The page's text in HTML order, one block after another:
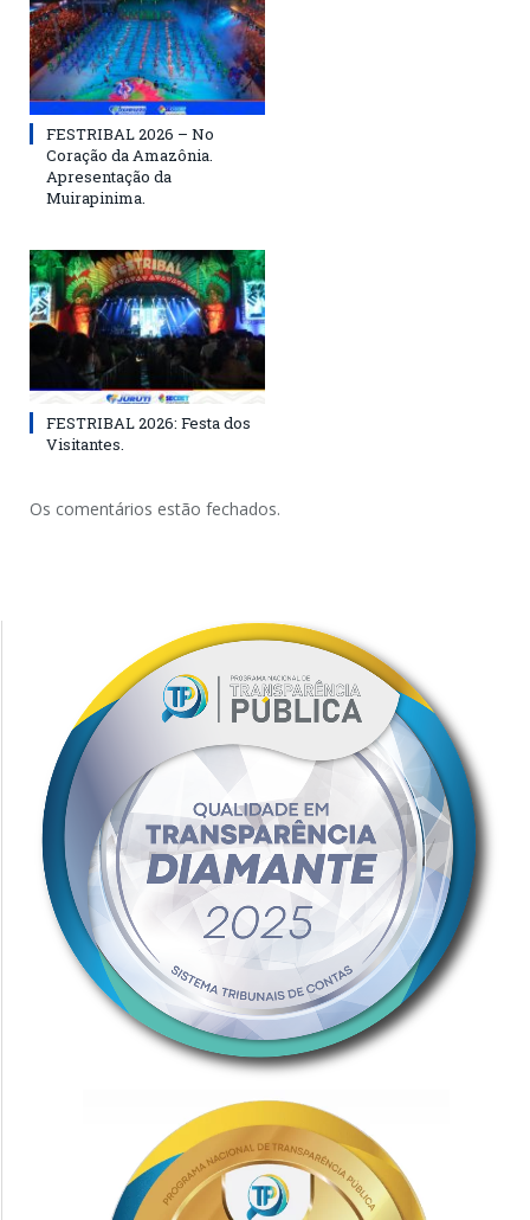
FESTRIBAL 2026 – No
Coração da Amazônia.
Apresentação da
Muirapinima.
FESTRIBAL 2026: Festa dos
Visitantes.
Os comentários estão fechados.